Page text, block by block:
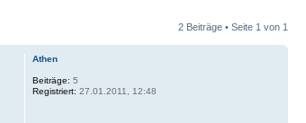
2 Beiträge • Seite 1 von 1
Athen
Beiträge: 5
Registriert: 27.01.2011, 12:48